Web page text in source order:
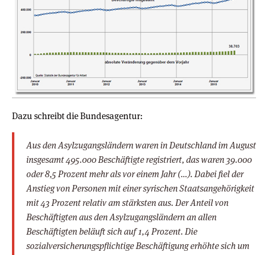
Dazu schreibt die Bundesagentur:
Aus den Asylzugangsländern waren in Deutschland im August
insgesamt 495.000 Beschäftigte registriert, das waren 39.000
oder 8,5 Prozent mehr als vor einem Jahr (…). Dabei fiel der
Anstieg von Personen mit einer syrischen Staatsangehörigkeit
mit 43 Prozent relativ am stärksten aus. Der Anteil von
Beschäftigten aus den Asylzugangsländern an allen
Beschäftigten beläuft sich auf 1,4 Prozent. Die
sozialversicherungspflichtige Beschäftigung erhöhte sich um